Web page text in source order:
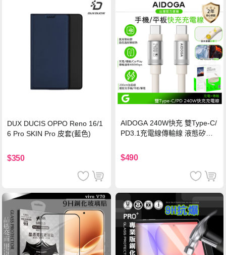
DUX DUCIS OPPO Reno 16/1
6 Pro SKIN Pro 皮套(藍色)
$350
AIDOGA 240W快充 雙Type-C/
PD3.1充電線傳輸線 液態矽膠
機/平板/筆電
$490